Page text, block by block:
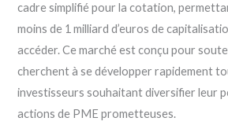
cadre simplifié pour la cotation,
moins de 1 milliard d’euros de
accéder. Ce marché est conçu pour
cherchent à se développer rapidement
investisseurs souhaitant diversifier leur
actions de PME prometteuses.